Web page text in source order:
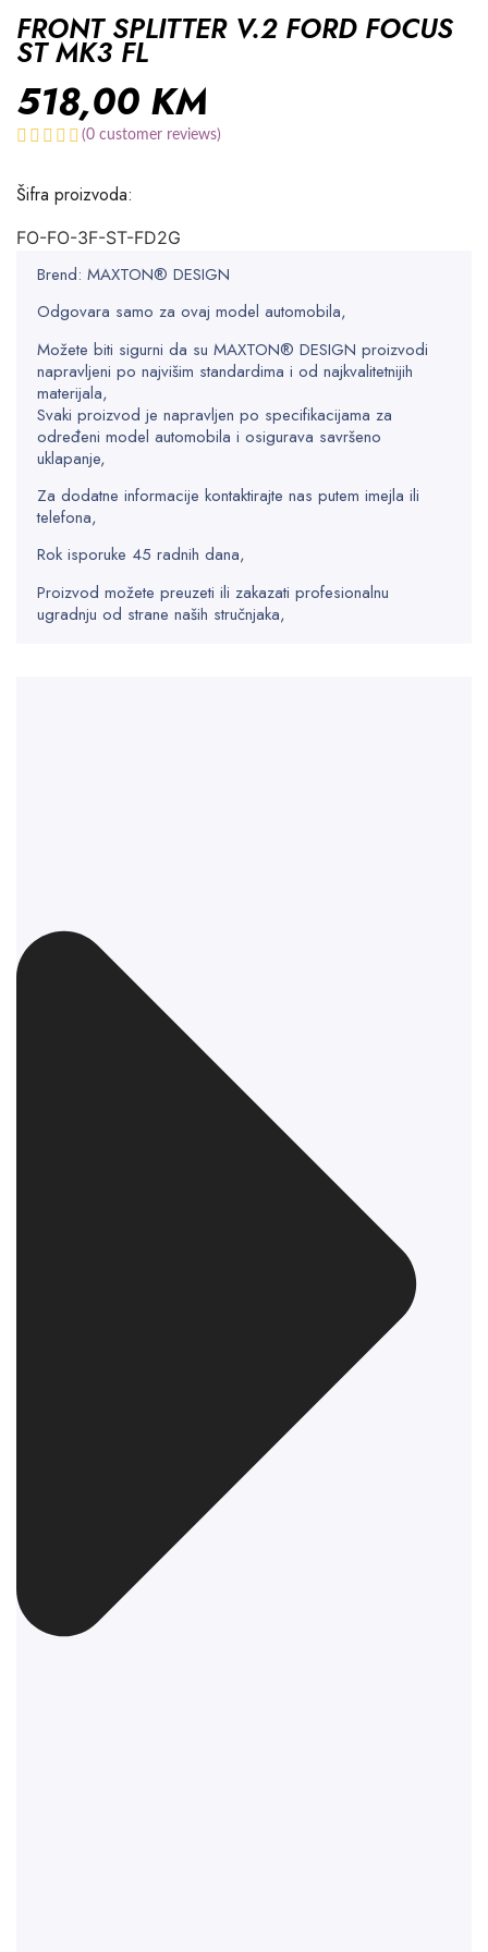
FRONT SPLITTER V.2 FORD FOCUS
ST MK3 FL
518,00 KM
(0 customer reviews)
Šifra proizvoda:
FO-FO-3F-ST-FD2G
Brend: MAXTON® DESIGN
Odgovara samo za ovaj model automobila,
Možete biti sigurni da su MAXTON® DESIGN proizvodi
napravljeni po najvišim standardima i od najkvalitetnijih
materijala,
Svaki proizvod je napravljen po specifikacijama za
određeni model automobila i osigurava savršeno
uklapanje,
Za dodatne informacije kontaktirajte nas putem imejla ili
telefona,
Rok isporuke 45 radnih dana,
Proizvod možete preuzeti ili zakazati profesionalnu
ugradnju od strane naših stručnjaka,